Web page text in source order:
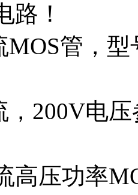
路！
MOS管，
，200V电
高压功率